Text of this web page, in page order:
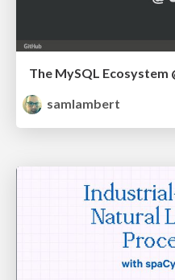
The MySQL Ecosystem
samlambert